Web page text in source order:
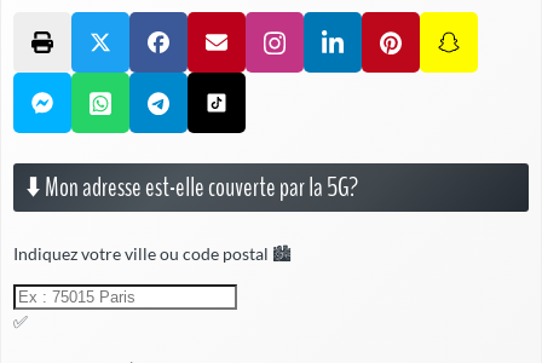
⬇️ Mon adresse est-elle couverte par la 5G?
Indiquez votre ville ou code postal 🏙️
✅